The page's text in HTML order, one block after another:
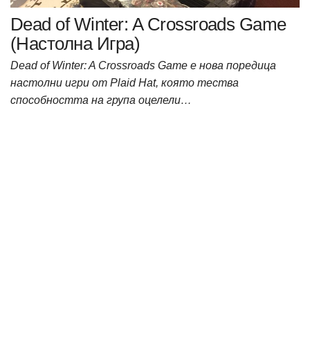
Dead of Winter: A Crossroads Game
(Настолна Игра)
Dead of Winter: A Crossroads Game е нова поредица
настолни игри от Plaid Hat, която тества
способността на група оцелели…